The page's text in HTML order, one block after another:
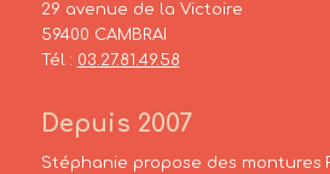
29 avenue de la Victoire
59400 CAMBRAI
Tél : 03.27.81.49.58
Depuis 2007
Stéphanie propose des montures